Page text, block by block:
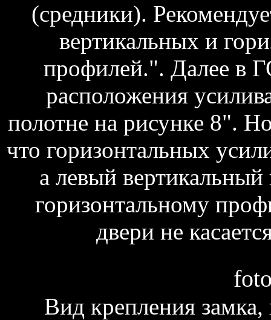
(средники).
вертикальных и
профилей.". Далее в
расположения
полотне на рисунке 8".
что горизонтальных
а левый
горизонтальному
двери не
Вид крепления замка,